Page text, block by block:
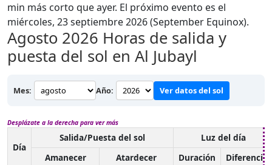
min más corto que ayer. El próximo evento es el
miércoles, 23 septiembre 2026 (September Equinox).
Agosto 2026 Horas de salida y
puesta del sol en Al Jubayl
Mes: Año: Ver datos del sol
Desplázate a la derecha para ver más
Día
Salida/Puesta del sol
Luz del día
Amanecer
Atardecer Duración
Diferencia